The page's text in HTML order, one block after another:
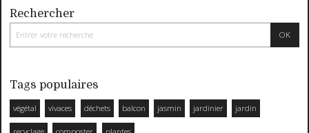
Rechercher
Tags populaires
végétal vivaces déchets balcon jasmin jardinier jardin